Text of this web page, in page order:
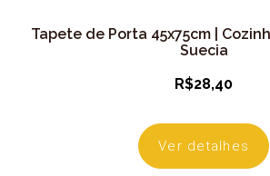
Tapete de Porta 45x75cm |
Suecia
R$28,40
Ver detalhes